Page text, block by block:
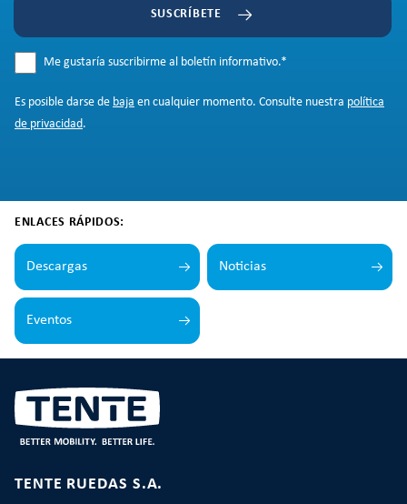
SUSCRÍBETE
Me gustaría suscribirme al boletín informativo.*
Es posible darse de baja en cualquier momento. Consulte nuestra política
de privacidad.
ENLACES RÁPIDOS:
Descargas Noticias
Eventos
TENTE RUEDAS S.A.